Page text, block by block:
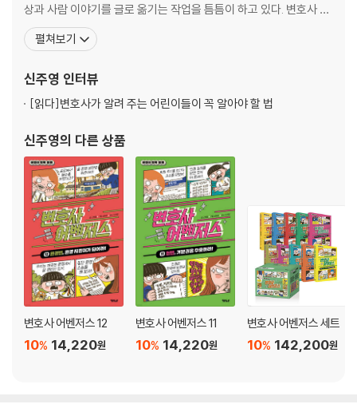
상과 사람 이야기를 글로 옮기는 작업을 틈틈이 하고 있다. 변호사 10
년 차 때 변론 경험을 토대로 쓴 법정 에세이 『법정의 고수』로 작가 데
뷔하였다. 『법정의 고수』 중 일부가 2022년 넷플릭스 드라마 [이상
에 어린이와 청소년을 위한 책을
펼쳐보기
신주영 인터뷰
[읽다]변호사가 알려 주는 어린이들이 꼭 알아야 할 법
신주영의 다른 상품
변호사 어벤저스 12
14,220원
10%
변호사 어벤저스 11
14,220원
10%
변호사 어벤저스 세트
142,200원
10%